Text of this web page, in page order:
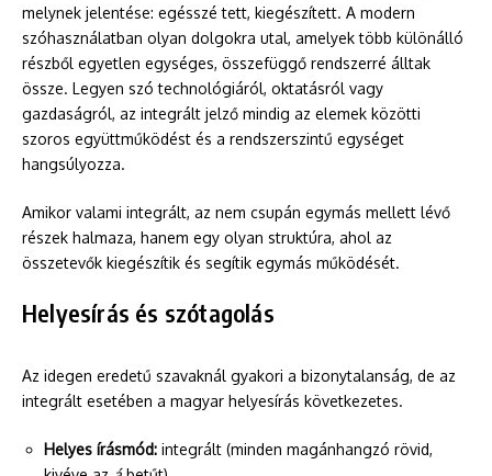
melynek jelentése: egésszé tett, kiegészített. A modern
szóhasználatban olyan dolgokra utal, amelyek több különálló
részből egyetlen egységes, összefüggő rendszerré álltak
össze. Legyen szó technológiáról, oktatásról vagy
gazdaságról, az integrált jelző mindig az elemek közötti
szoros együttműködést és a rendszerszintű egységet
hangsúlyozza.
Amikor valami integrált, az nem csupán egymás mellett lévő
részek halmaza, hanem egy olyan struktúra, ahol az
összetevők kiegészítik és segítik egymás működését.
Helyesírás és szótagolás
Az idegen eredetű szavaknál gyakori a bizonytalanság, de az
integrált esetében a magyar helyesírás következetes.
Helyes írásmód: integrált (minden magánhangzó rövid,